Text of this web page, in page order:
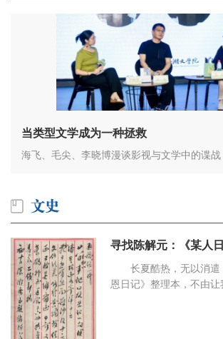
当类型文学成为一种拯救
海飞、毛尖、李晓博漫谈影视与文学中的谍战
寻找陈解元：《某人
长夏酷热，无以消
恩日记》整理本，不由